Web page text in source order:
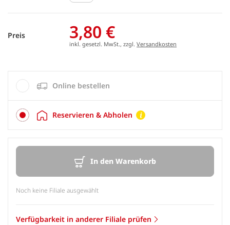
Preis 3,80 €
inkl. gesetzl. MwSt., zzgl. Versandkosten
Online bestellen
Reservieren & Abholen
In den Warenkorb
Noch keine Filiale ausgewählt
Verfügbarkeit in anderer Filiale prüfen